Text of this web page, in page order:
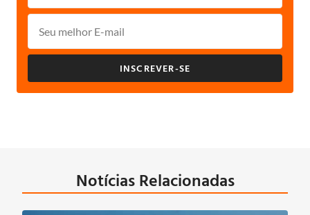
INSCREVER-SE
Notícias Relacionadas